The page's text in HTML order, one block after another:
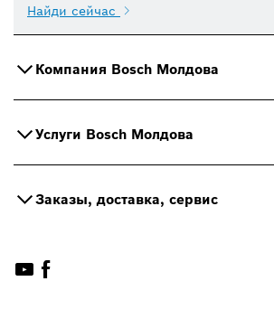
Найди сейчас
Компания Bosch Молдова
Услуги Bosch Молдова
Заказы, доставка, сервис